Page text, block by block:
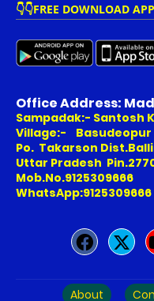
👇👇FREE DOWNLOAD
Office Address:
Sampadak:- Santosh
Village:- Basudeopur
Po. Takarson
Uttar Pradesh
Mob.No.9125309666
WhatsApp:9125309666
About